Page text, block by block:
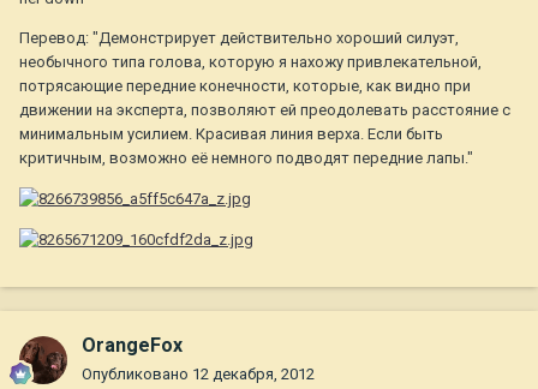
Перевод: "Демонстрирует дейcтвительно хороший силуэт,
необычного типа голова, которую я нахожу привлекательной,
потрясающие передние конечности, которые, как видно при
движении на эксперта, позволяют ей преодолевать расстояние с
минимальным усилием. Красивая линия верха. Если быть
критичным, возможно её немного подводят передние лапы."
OrangeFox
Опубликовано 12 декабря, 2012